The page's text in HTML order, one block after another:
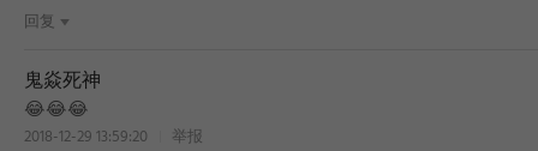
BEST
回复
鬼焱死神
😂😂😂
2018-12-29 13:59:20
举报